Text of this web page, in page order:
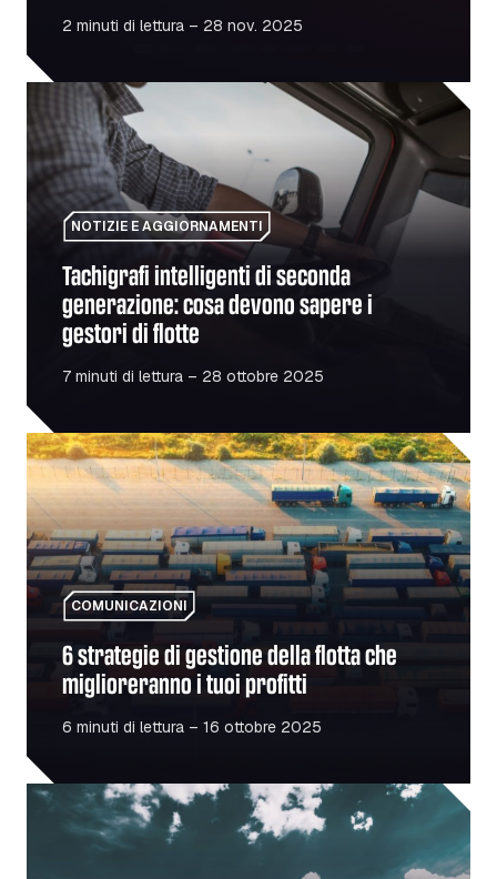
2 minuti di lettura – 28 nov. 2025
Tachigrafi intelligenti di seconda generazione: cosa
NOTIZIE E AGGIORNAMENTI
Tachigrafi intelligenti di seconda
generazione: cosa devono sapere i
gestori di flotte
7 minuti di lettura – 28 ottobre 2025
6 strategie di gestione della flotta che miglioreranno i
COMUNICAZIONI
6 strategie di gestione della flotta che
miglioreranno i tuoi profitti
6 minuti di lettura – 16 ottobre 2025
Il boom delle infrastrutture in Romania: cosa comporta